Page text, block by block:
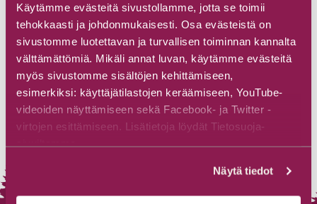
Käytämme evästeitä sivustollamme, jotta se toimii
tehokkaasti ja johdonmukaisesti. Osa evästeistä on
sivustomme luotettavan ja turvallisen toiminnan kannalta
välttämättömiä. Mikäli annat luvan, käytämme evästeitä
myös sivustomme sisältöjen kehittämiseen,
esimerkiksi: käyttäjätilastojen keräämiseen, YouTube-
videoiden näyttämiseen sekä Facebook- ja Twitter -
virtojen esittämiseen. Lisätietoja löydät Tietosuoja-
sivuiltamme.
Näytä tiedot